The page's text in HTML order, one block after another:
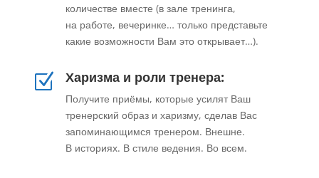
количестве вместе (в зале тренинга,
на работе, вечеринке… только представьте
какие возможности Вам это открывает…).
Z Харизма и роли тренера:
Получите приёмы, которые усилят Ваш
тренерский образ и харизму, сделав Вас
запоминающимся тренером. Внешне.
В историях. В стиле ведения. Во всем.